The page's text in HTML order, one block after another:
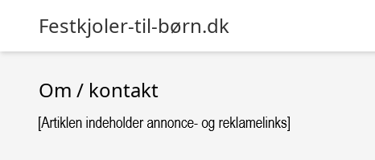
Festkjoler-til-børn.dk
Om / kontakt